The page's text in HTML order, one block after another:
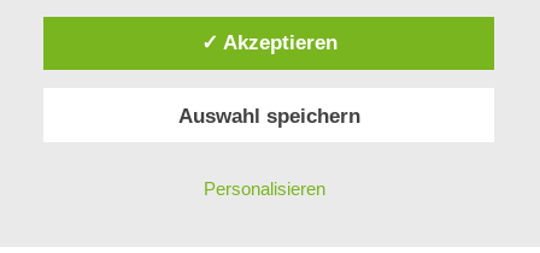
✓ Akzeptieren
Auswahl speichern
Personalisieren